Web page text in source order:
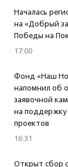
Началась
на «Добрый
Победы на
17:00
Фонд «Наш
напомнил об
заявочной
на поддержку
проектов
16:31
Открыт сбор